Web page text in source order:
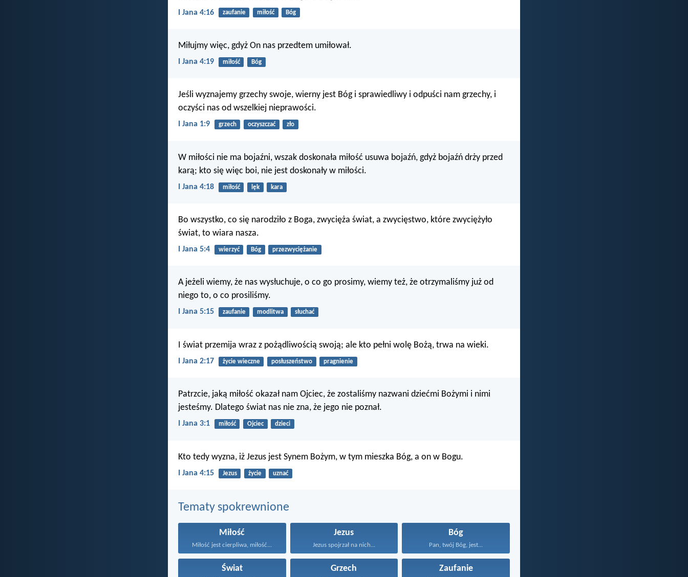
I Jana 4:16 zaufanie miłość Bóg
Miłujmy więc, gdyż On nas przedtem umiłował.
I Jana 4:19 miłość Bóg
Jeśli wyznajemy grzechy swoje, wierny jest Bóg i sprawiedliwy i odpuści nam grzechy, i
oczyści nas od wszelkiej nieprawości.
I Jana 1:9 grzech oczyszczać zło
W miłości nie ma bojaźni, wszak doskonała miłość usuwa bojaźń, gdyż bojaźń drży przed
karą; kto się więc boi, nie jest doskonały w miłości.
I Jana 4:18 miłość lęk kara
Bo wszystko, co się narodziło z Boga, zwycięża świat, a zwycięstwo, które zwyciężyło
świat, to wiara nasza.
I Jana 5:4 wierzyć Bóg przezwyciężanie
A jeżeli wiemy, że nas wysłuchuje, o co go prosimy, wiemy też, że otrzymaliśmy już od
niego to, o co prosiliśmy.
I Jana 5:15 zaufanie modlitwa słuchać
I świat przemija wraz z pożądliwością swoją; ale kto pełni wolę Bożą, trwa na wieki.
I Jana 2:17 życie wieczne posłuszeństwo pragnienie
Patrzcie, jaką miłość okazał nam Ojciec, że zostaliśmy nazwani dziećmi Bożymi i nimi
jesteśmy. Dlatego świat nas nie zna, że jego nie poznał.
I Jana 3:1 miłość Ojciec dzieci
Kto tedy wyzna, iż Jezus jest Synem Bożym, w tym mieszka Bóg, a on w Bogu.
I Jana 4:15 Jezus życie uznać
Tematy spokrewnione
Miłość
Miłość jest cierpliwa, miłość...
Jezus
Jezus spojrzał na nich...
Bóg
Pan, twój Bóg, jest...
Świat Grzech Zaufanie